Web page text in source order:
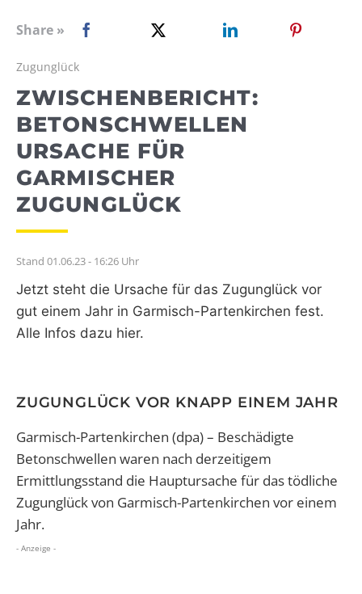
WEBRADIO
Share »
Zugunglück
ZWISCHENBERICHT:
BETONSCHWELLEN
URSACHE FÜR
GARMISCHER
ZUGUNGLÜCK
Stand 01.06.23 - 16:26 Uhr
Jetzt steht die Ursache für das Zugunglück vor
gut einem Jahr in Garmisch-Partenkirchen fest.
Alle Infos dazu hier.
ZUGUNGLÜCK VOR KNAPP EINEM JAHR
Garmisch-Partenkirchen (dpa)– Beschädigte
Betonschwellen waren nach derzeitigem
Ermittlungsstand die Hauptursache für das tödliche
Zugunglück von Garmisch-Partenkirchen vor einem
Jahr.
- Anzeige -